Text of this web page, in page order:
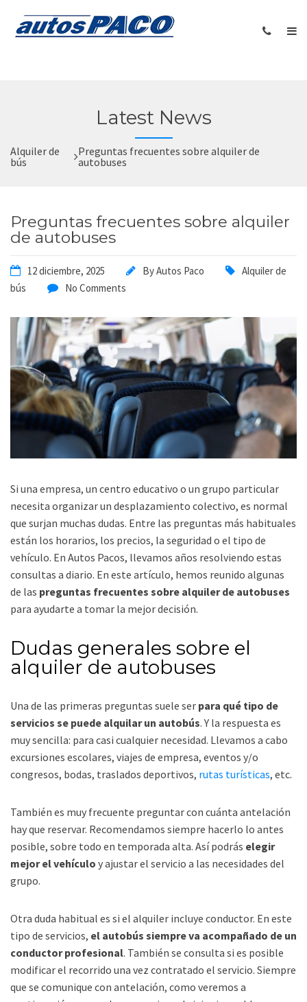
Latest News
Alquiler de
bús
Preguntas frecuentes sobre alquiler de
autobuses
Preguntas frecuentes sobre alquiler
de autobuses
12 diciembre, 2025 ByAutos Paco
Alquiler de
bús
No Comments
Si una empresa, un centro educativo o un grupo particular
necesita organizar un desplazamiento colectivo, es normal
que surjan muchas dudas. Entre las preguntas más habituales
están los horarios, los precios, la seguridad o el tipo de
vehículo. En Autos Pacos, llevamos años resolviendo estas
consultas a diario. En este artículo, hemos reunido algunas
de las preguntas frecuentes sobre alquiler de autobuses
para ayudarte a tomar la mejor decisión.
Dudas generales sobre el
alquiler de autobuses
Una de las primeras preguntas suele ser para qué tipo de
servicios se puede alquilar un autobús. Y la respuesta es
muy sencilla: para casi cualquier necesidad. Llevamos a cabo
excursiones escolares, viajes de empresa, eventos y/o
congresos, bodas, traslados deportivos, rutas turísticas, etc.
También es muy frecuente preguntar con cuánta antelación
hay que reservar. Recomendamos siempre hacerlo lo antes
posible, sobre todo en temporada alta. Así podrás elegir
mejor el vehículo y ajustar el servicio a las necesidades del
grupo.
Otra duda habitual es si el alquiler incluye conductor. En este
tipo de servicios, el autobús siempre va acompañado de un
conductor profesional. También se consulta si es posible
modificar el recorrido una vez contratado el servicio. Siempre
que se comunique con antelación, como veremos a